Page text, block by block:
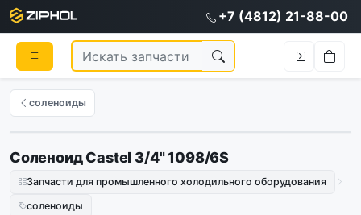
+7 (4812) 21-88-00
соленоиды
Соленоид Castel 3/4" 1098/6S
Запчасти для промышленного холодильного оборудования
соленоиды